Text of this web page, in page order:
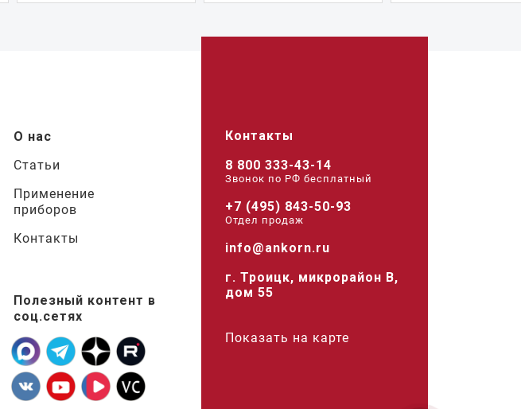
О нас
Статьи
Применение
приборов
Контакты
Полезный контент в
соц.сетях
Контакты
8 800 333-43-14
Звонок по РФ беcплатный
+7 (495) 843-50-93
Отдел продаж
info@ankorn.ru
г. Троицк, микрорайон В,
дом 55
Показать на карте